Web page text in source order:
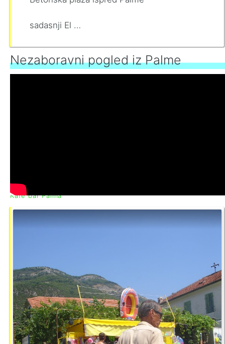
sadasnji El …
Nezaboravni pogled iz Palme
Kafe bar Palma